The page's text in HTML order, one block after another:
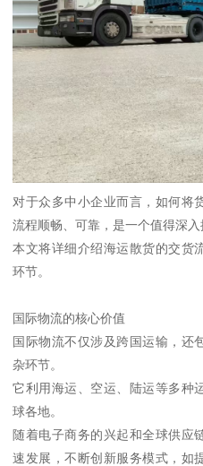
对于众多中小企业而言，如何将
流程顺畅、可靠，是一个值得深入
本文将详细介绍海运散货的交货
环节。
国际物流的核心价值
国际物流不仅涉及跨国运输，还
杂环节。
它利用海运、空运、陆运等多种
球各地。
随着电子商务的兴起和全球供应
速发展，不断创新服务模式，如